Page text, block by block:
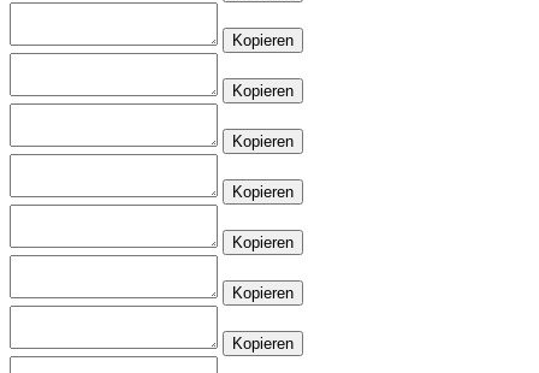
Kopieren
Kopieren
Kopieren
Kopieren
Kopieren
Kopieren
Kopieren